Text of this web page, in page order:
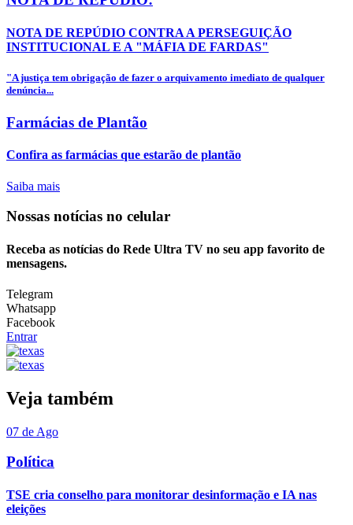
NOTA DE REPÚDIO CONTRA A PERSEGUIÇÃO
INSTITUCIONAL E A "MÁFIA DE FARDAS"
"A justiça tem obrigação de fazer o arquivamento imediato de qualquer
denúncia...
Farmácias de Plantão
Confira as farmácias que estarão de plantão
Saiba mais
Nossas notícias no celular
Receba as notícias do Rede Ultra TV no seu app favorito de
mensagens.
Telegram
Whatsapp
Facebook
Entrar
Veja também
07 de Ago
Política
TSE cria conselho para monitorar desinformação e IA nas
eleições